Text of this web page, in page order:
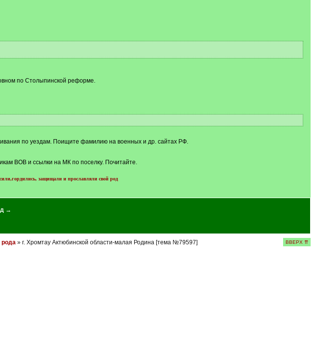
по Столыпинской реформе.
по уездам. Поищите фамилию на военных и др. сайтах РФ.
ВОВ и ссылки на МК по поселку. Почитайте.
защищали и прославляли свой род
→
рода» г. Хромтау Актюбинской области-малая Родина [тема №79597] ВВЕРХ ⇈